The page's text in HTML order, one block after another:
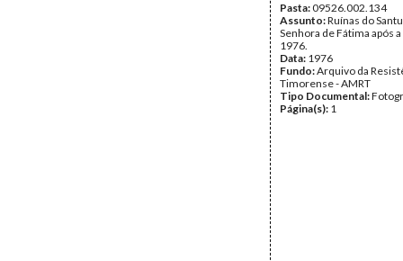
Pasta:09526.002.134
Assunto:Ruínas do
Senhora de Fátima após
1976.
Data: 1976
Fundo:Arquivo da
Timorense - AMRT
Tipo Documental:
Página(s): 1